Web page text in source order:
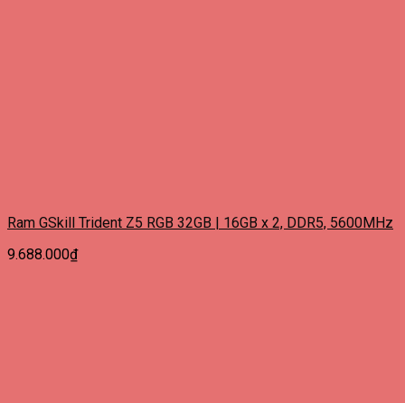
Ram GSkill Trident Z5 RGB 32GB | 16GB x 2, DDR5, 5600MHz
9.688.000₫